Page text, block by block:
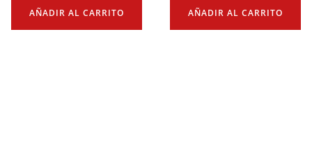
AÑADIR AL CARRITO AÑADIR AL CARRITO